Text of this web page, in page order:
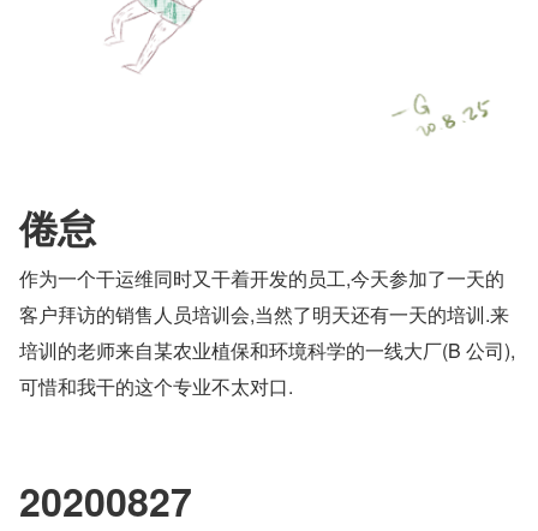
倦怠
作为一个干运维同时又干着开发的员工,今天参加了一天的
客户拜访的销售人员培训会,当然了明天还有一天的培训.来
培训的老师来自某农业植保和环境科学的一线大厂(B 公司),
可惜和我干的这个专业不太对口.
20200827